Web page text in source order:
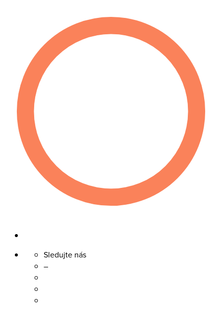
Sledujte nás
–